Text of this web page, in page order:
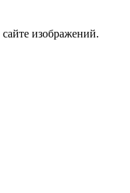
изображений.